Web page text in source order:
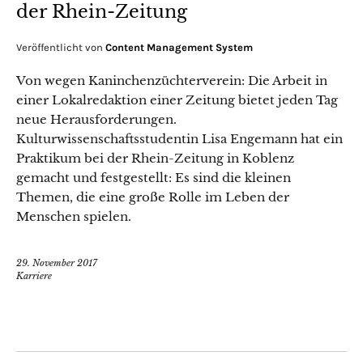
der Rhein-Zeitung
Veröffentlicht von Content Management System
Von wegen Kaninchenzüchterverein: Die Arbeit in
einer Lokalredaktion einer Zeitung bietet jeden Tag
neue Herausforderungen.
Kulturwissenschaftsstudentin Lisa Engemann hat ein
Praktikum bei der Rhein-Zeitung in Koblenz
gemacht und festgestellt: Es sind die kleinen
Themen, die eine große Rolle im Leben der
Menschen spielen.
29. November 2017
Karriere